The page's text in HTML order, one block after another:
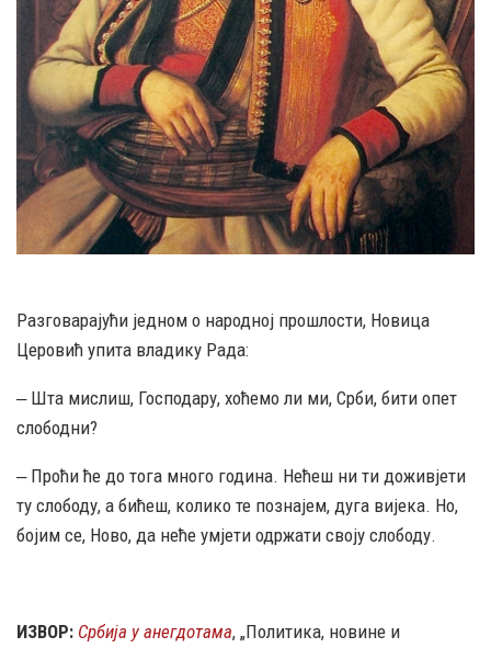
Разговарајући једном о народној прошлости, Новица
Церовић упита владику Рада:
‒ Шта мислиш, Господару, хоћемо ли ми, Срби, бити опет
слободни?
‒ Проћи ће до тога много година. Нећеш ни ти доживјети
ту слободу, а бићеш, колико те познајем, дуга вијека. Но,
бојим се, Ново, да неће умјети одржати своју слободу.
ИЗВОР: Србија у анегдотама, „Политика, новине и